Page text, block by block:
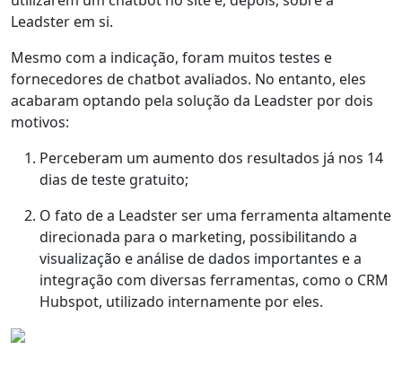
Leadster em si.
Mesmo com a indicação, foram muitos testes e
fornecedores de chatbot avaliados. No entanto, eles
acabaram optando pela solução da Leadster por dois
motivos:
Perceberam um aumento dos resultados já nos 14
dias de teste gratuito;
O fato de a Leadster ser uma ferramenta altamente
direcionada para o marketing, possibilitando a
visualização e análise de dados importantes e a
integração com diversas ferramentas, como o CRM
Hubspot, utilizado internamente por eles.